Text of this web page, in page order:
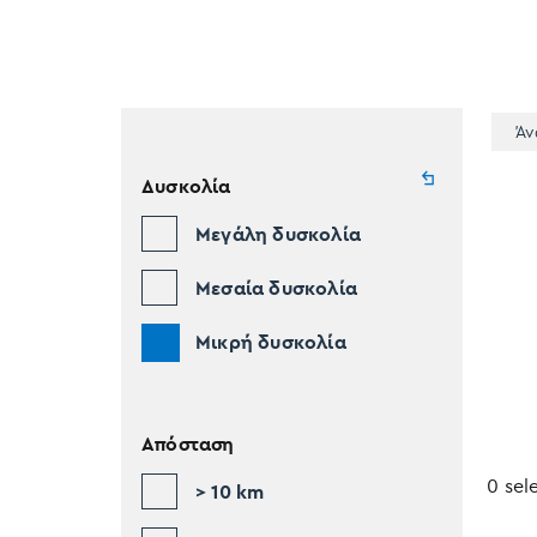
Δυσκολία
Μεγάλη δυσκολία
Μεσαία δυσκολία
Μικρή δυσκολία
Απόσταση
> 10 km
0